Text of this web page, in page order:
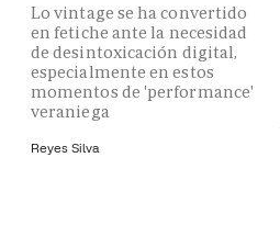
Lo vintage se ha convertido
en fetiche ante la necesidad
de desintoxicación digital,
especialmente en estos
momentos de 'performance'
veraniega
Reyes Silva